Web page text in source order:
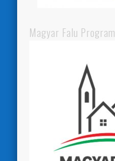
Magyar Falu Program